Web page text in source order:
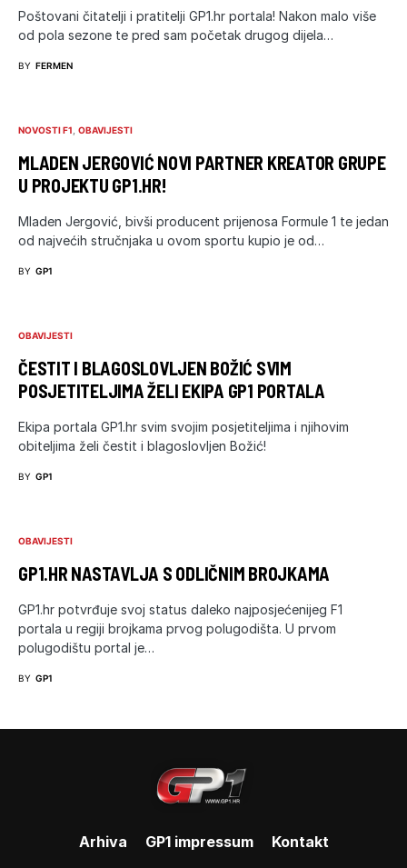
Poštovani čitatelji i pratitelji GP1.hr portala! Nakon malo više
od pola sezone te pred sam početak drugog dijela…
BY FERMEN
NOVOSTI F1 OBAVIJESTI
MLADEN JERGOVIĆ NOVI PARTNER KREATOR GRUPE
U PROJEKTU GP1.HR!
Mladen Jergović, bivši producent prijenosa Formule 1 te jedan
od najvećih stručnjaka u ovom sportu kupio je od…
BY GP1
OBAVIJESTI
ČESTIT I BLAGOSLOVLJEN BOŽIĆ SVIM
POSJETITELJIMA ŽELI EKIPA GP1 PORTALA
Ekipa portala GP1.hr svim svojim posjetiteljima i njihovim
obiteljima želi čestit i blagoslovljen Božić!
BY GP1
OBAVIJESTI
GP1.HR NASTAVLJA S ODLIČNIM BROJKAMA
GP1.hr potvrđuje svoj status daleko najposjećenijeg F1
portala u regiji brojkama prvog polugodišta. U prvom
polugodištu portal je…
BY GP1
Arhiva GP1 impressum Kontakt